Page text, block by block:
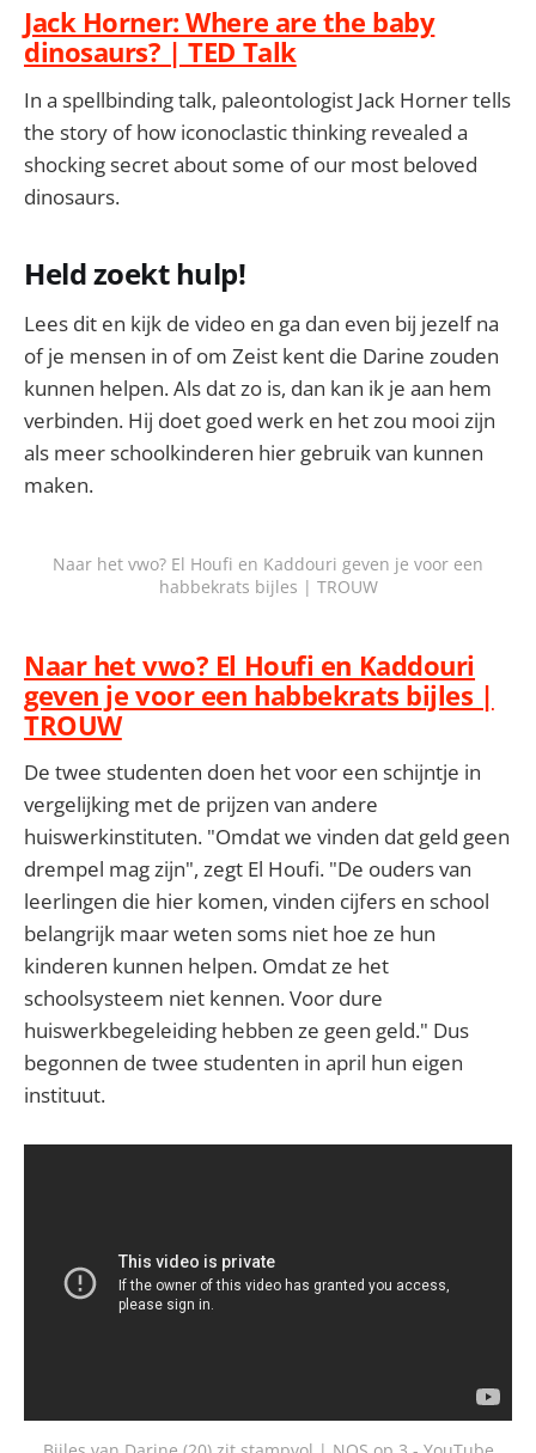
Jack Horner: Where are the baby
dinosaurs? | TED Talk
In a spellbinding talk, paleontologist Jack Horner tells
the story of how iconoclastic thinking revealed a
shocking secret about some of our most beloved
dinosaurs.
Held zoekt hulp!
Lees dit en kijk de video en ga dan even bij jezelf na
of je mensen in of om Zeist kent die Darine zouden
kunnen helpen. Als dat zo is, dan kan ik je aan hem
verbinden. Hij doet goed werk en het zou mooi zijn
als meer schoolkinderen hier gebruik van kunnen
maken.
Naar het vwo? El Houfi en Kaddouri geven je voor een
habbekrats bijles | TROUW
Naar het vwo? El Houfi en Kaddouri
geven je voor een habbekrats bijles |
TROUW
De twee studenten doen het voor een schijntje in
vergelijking met de prijzen van andere
huiswerkinstituten. "Omdat we vinden dat geld geen
drempel mag zijn", zegt El Houfi. "De ouders van
leerlingen die hier komen, vinden cijfers en school
belangrijk maar weten soms niet hoe ze hun
kinderen kunnen helpen. Omdat ze het
schoolsysteem niet kennen. Voor dure
huiswerkbegeleiding hebben ze geen geld." Dus
begonnen de twee studenten in april hun eigen
instituut.